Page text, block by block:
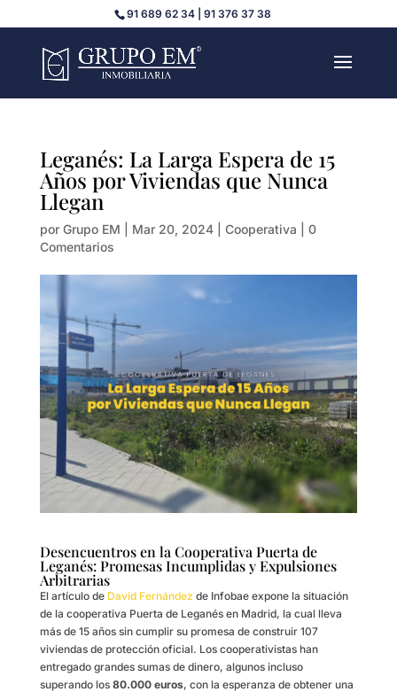
91 689 62 34 | 91 376 37 38
Leganés: La Larga Espera de 15
Años por Viviendas que Nunca
Llegan
por Grupo EM Mar 20, 2024| Cooperativa
0
Comentarios
Desencuentros en la Cooperativa Puerta de
Leganés: Promesas Incumplidas y Expulsiones
Arbitrarias
El artículo de David Fernández de Infobae expone la situación
de la cooperativa Puerta de Leganés en Madrid, la cual lleva
más de 15 años sin cumplir su promesa de construir 107
viviendas de protección oficial. Los cooperativistas han
entregado grandes sumas de dinero, algunos incluso
superando los80.000 euros, con la esperanza de obtener una